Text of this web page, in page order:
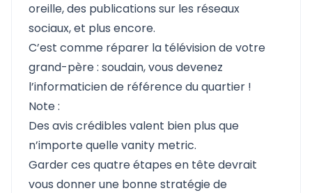
oreille, des publications sur les réseaux
sociaux, et plus encore.
C’est comme réparer la télévision de votre
grand-père : soudain, vous devenez
l’informaticien de référence du quartier !
Note :
Des avis crédibles valent bien plus que
n’importe quelle vanity metric.
Garder ces quatre étapes en tête devrait
vous donner une bonne stratégie de